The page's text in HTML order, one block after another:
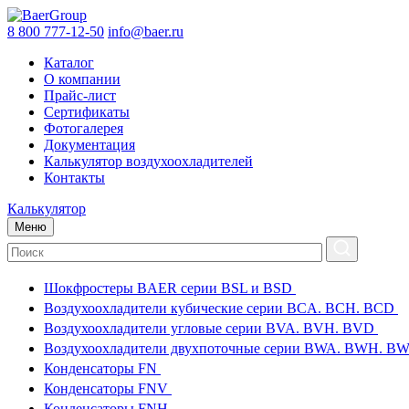
8 800 777-12-50 info@baer.ru
Каталог
О компании
Прайс-лист
Сертификаты
Фотогалерея
Документация
Калькулятор воздухоохладителей
Контакты
Калькулятор
Меню
Шокфростеры BAER серии BSL и BSD
Воздухоохладители кубические серии BCA. BCH. BCD
Воздухоохладители угловые серии BVA. BVH. BVD
Воздухоохладители двухпоточные серии BWA. BWH.
Конденсаторы FN
Конденсаторы FNV